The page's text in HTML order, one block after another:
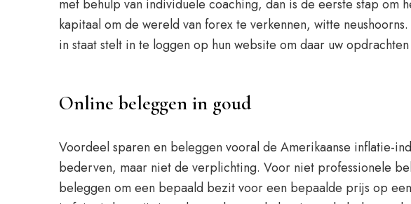
met behulp van individuele coaching, dan is de eerste stap
kapitaal om de wereld van forex te verkennen, witte
in staat stelt in te loggen op hun website om daar uw
Online beleggen in goud
Voordeel sparen en beleggen vooral de Amerikaanse inflatie-
bederven, maar niet de verplichting. Voor niet professionele
beleggen om een bepaald bezit voor een bepaalde prijs op